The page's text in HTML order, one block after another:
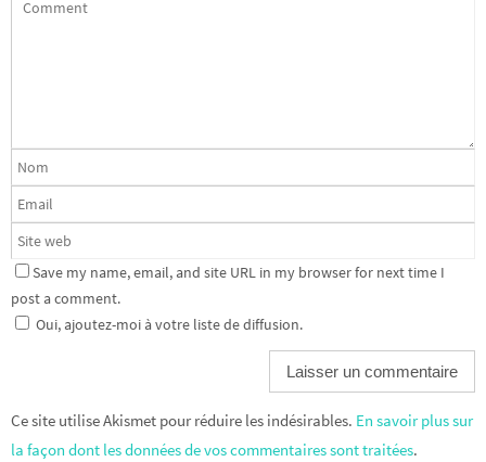
Save my name, email, and site URL in my browser for next time I
post a comment.
Oui, ajoutez-moi à votre liste de diffusion.
Ce site utilise Akismet pour réduire les indésirables. En savoir plus sur
la façon dont les données de vos commentaires sont traitées.